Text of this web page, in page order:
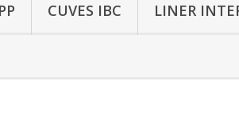
CUVES IBC LINER